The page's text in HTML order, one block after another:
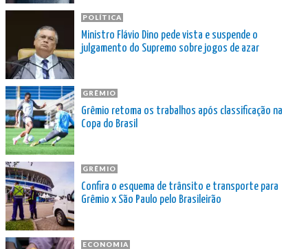
POLÍTICA
Ministro Flávio Dino pede vista e suspende o
julgamento do Supremo sobre jogos de azar
GRÊMIO
Grêmio retoma os trabalhos após classificação na
Copa do Brasil
GRÊMIO
Confira o esquema de trânsito e transporte para
Grêmio x São Paulo pelo Brasileirão
ECONOMIA